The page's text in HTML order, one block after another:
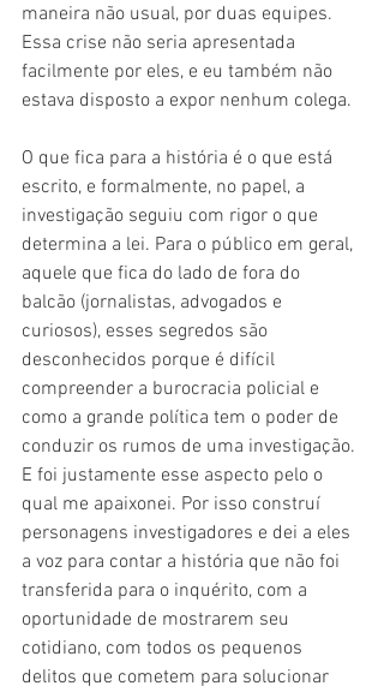
maneira não usual, por duas equipes.
Essa crise não seria apresentada
facilmente por eles, e eu também não
estava disposto a expor nenhum colega.
O que fica para a história é o que está
escrito, e formalmente, no papel, a
investigação seguiu com rigor o que
determina a lei. Para o público em geral,
aquele que fica do lado de fora do
balcão (jornalistas, advogados e
curiosos), esses segredos são
desconhecidos porque é difícil
compreender a burocracia policial e
como a grande política tem o poder de
conduzir os rumos de uma investigação.
E foi justamente esse aspecto pelo o
qual me apaixonei. Por isso construí
personagens investigadores e dei a eles
a voz para contar a história que não foi
transferida para o inquérito, com a
oportunidade de mostrarem seu
cotidiano, com todos os pequenos
delitos que cometem para solucionar